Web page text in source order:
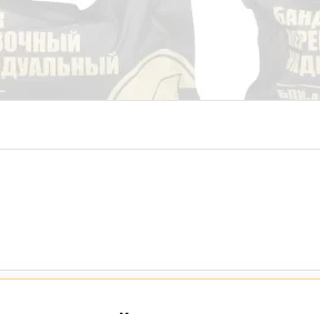
8 (495) 782-73-32